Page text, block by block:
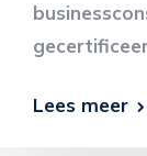
Lees meer